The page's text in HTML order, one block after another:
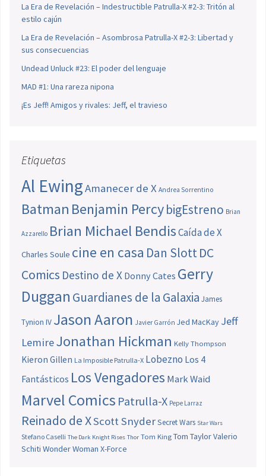
La Era de Revelación – Indestructible Patrulla-X #2-3: Tritón al
estilo cajún
La Era de Revelación – Asombrosa Patrulla-X #2-3: Libertad y
sus consecuencias
Undead Unluck #23: El poder del lenguaje
MAD #1: Una rareza nipona
¡Es Jeff! Amigos y rivales: Jeff, el travieso
Etiquetas
Al EwingAmanecer de X Andrea Sorrentino
Batman Benjamin PercybigEstreno Brian
Azzarello Brian Michael BendisCaída de X
Charles Soule cine en casa Dan SlottDC
Comics Destino de X Donny Cates Gerry
Duggan Guardianes de la Galaxia James
Tynion IV Jason Aaron Javier Garrón Jed MacKay Jeff
LemireJonathan Hickman Kelly Thompson
Kieron Gillen La Imposible Patrulla-X Lobezno Los 4
Fantásticos Los Vengadores Mark Waid
Marvel Comics Patrulla-X Pepe Larraz
Reinado de XScott SnyderSecret Wars Star Wars
Stefano Caselli The Dark Knight Rises Thor Tom King Tom TaylorValerio
Schiti Wonder Woman X-Force